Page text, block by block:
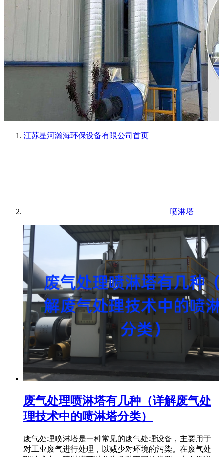
江苏星河瀚海环保设备有限公司 首页
喷淋塔
废气处理喷淋塔有几种（详解废气处
理技术中的喷淋塔分类）
废气处理喷淋塔是一种常见的废气处理设备，主要用于
对工业废气进行处理，以减少对环境的污染。在废气处